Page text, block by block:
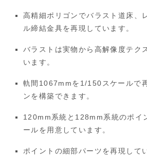
高精細ポリゴンでバラスト道床、
ル締結金具を再現しています。
バラストは実物から高解像度テク
います。
軌間1067mmを1/150スケールで
ンを構築できます。
120mm系統と128mm系統のポイ
ールを用意しています。
ポイントの細部パーツを再現して